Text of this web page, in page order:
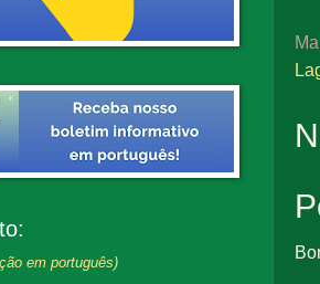
em português)